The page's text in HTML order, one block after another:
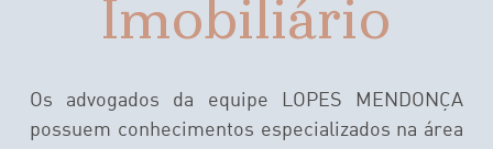
Imobiliário
Os advogados da equipe LOPES MENDONÇA
possuem conhecimentos especializados na área